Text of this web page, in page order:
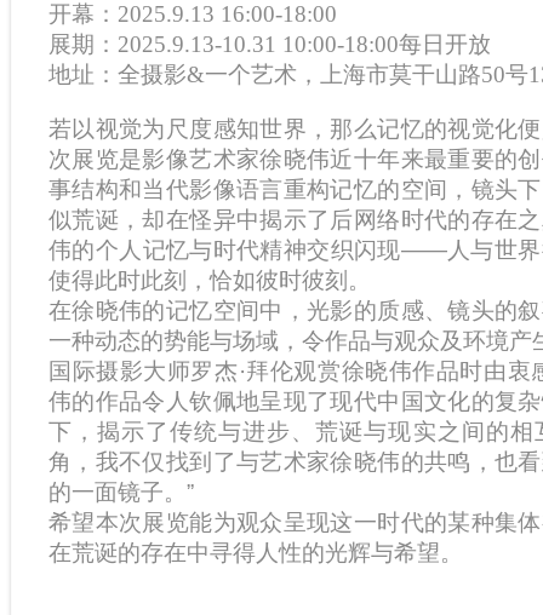
开幕：2025.9.13 16:00-18:00
展期：2025.9.13-10.31 10:00-18:00每日开放
地址：全摄影&一个艺术，上海市莫干山路50号
若以视觉为尺度感知世界，那么记忆的视觉化
次展览是影像艺术家徐晓伟近十年来最重要的
事结构和当代影像语言重构记忆的空间，镜头
似荒诞，却在怪异中揭示了后网络时代的存在
伟的个人记忆与时代精神交织闪现——人与世
使得此时此刻，恰如彼时彼刻。
在徐晓伟的记忆空间中，光影的质感、镜头的
一种动态的势能与场域，令作品与观众及环境产
国际摄影大师罗杰·拜伦观赏徐晓伟作品时由衷
伟的作品令人钦佩地呈现了现代中国文化的复
下，揭示了传统与进步、荒诞与现实之间的
角，我不仅找到了与艺术家徐晓伟的共鸣，也
的一面镜子。”
希望本次展览能为观众呈现这一时代的某种集
在荒诞的存在中寻得人性的光辉与希望。